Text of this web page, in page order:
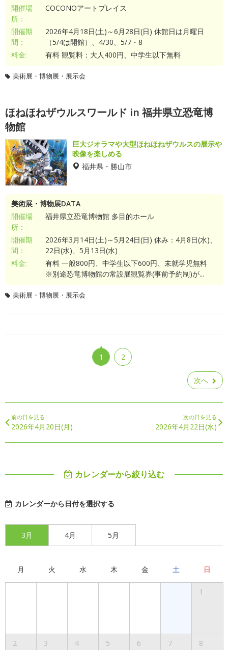
開催場
所：
COCONOアートプレイス
開催期
間：
2026年4月18日(土)～6月28日(日) 休館日は月曜日
（5/4は開館）、4/30、5/7・8
料金:
有料 観覧料：大人400円、中学生以下無料
美術展・博物展・展示会
ほねほねザウルスワールド in 福井県立恐竜博
物館
巨大ジオラマや大型ほねほねザウルスの展示や
映像を楽しめる
福井県・勝山市
美術展・博物展DATA
開催場
所：
福井県立恐竜博物館 多目的ホール
開催期
間：
2026年3月14日(土)～5月24日(日) 休み：4月8日(水)、
22日(水)、5月13日(水)
料金:
有料 一般800円、中学生以下600円、未就学児無料
※別途恐竜博物館の常設展観覧券(事前予約制)が...
美術展・博物展・展示会
1 2
次へ
前の日を見る
2026年4月20日(月)
次の日を見る
2026年4月22日(水)
カレンダーから絞り込む
カレンダーから日付を選択する
3月 4月 5月
月 火 水 木 金 土 日
1
2 3 4 5 6 7 8